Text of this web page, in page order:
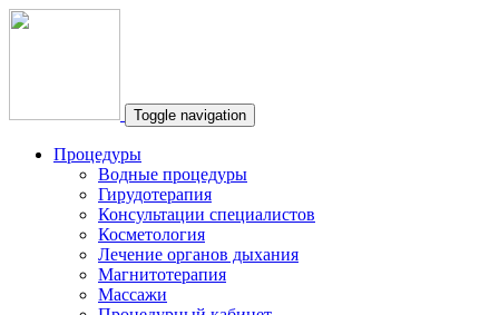
Toggle navigation
Процедуры
Водные процедуры
Гирудотерапия
Консультации специалистов
Косметология
Лечение органов дыхания
Магнитотерапия
Массажи